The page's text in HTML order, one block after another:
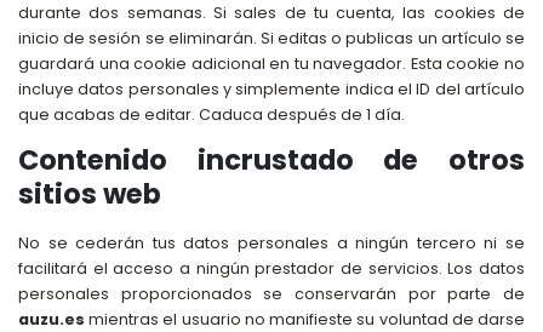
durante dos semanas. Si sales de tu cuenta, las cookies de
inicio de sesión se eliminarán. Si editas o publicas un artículo se
guardará una cookie adicional en tu navegador. Esta cookie no
incluye datos personales y simplemente indica el ID del artículo
que acabas de editar. Caduca después de 1 día.
Contenido incrustado de otros
sitios web
No se cederán tus datos personales a ningún tercero ni se
facilitará el acceso a ningún prestador de servicios. Los datos
personales proporcionados se conservarán por parte de
auzu.es mientras el usuario no manifieste su voluntad de darse